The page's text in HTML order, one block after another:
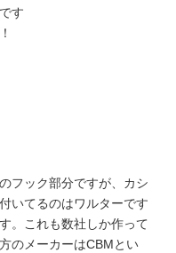
す
フック部分ですが、カシ
いてるのはワルターです
。これも数社しか作って
のメーカーはCBMとい